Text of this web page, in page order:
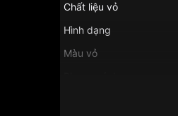
Chất liệu vỏ
Hình dạng
Màu vỏ